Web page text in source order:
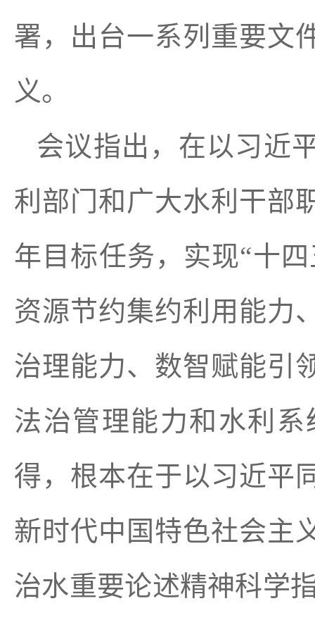
署，出台一系列重要文
义。
会议指出，在以习近
利部门和广大水利干部
年目标任务，实现“十
资源节约集约利用能力
治理能力、数智赋能引
法治管理能力和水利
得，根本在于以习近平
新时代中国特色社会主
治水重要论述精神科学